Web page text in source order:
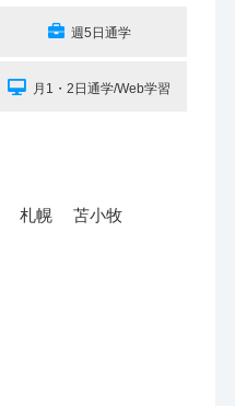
週5日通学
月1・2日通学/Web学習
札幌 苫小牧